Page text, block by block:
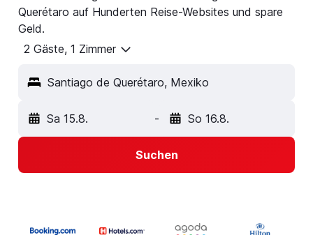
Querétaro auf Hunderten Reise-Websites und spare
Geld.
2 Gäste, 1 Zimmer
Santiago de Querétaro, Mexiko
Sa 15.8. - So 16.8.
Suchen